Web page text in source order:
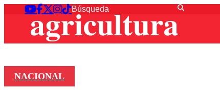
NACIONAL